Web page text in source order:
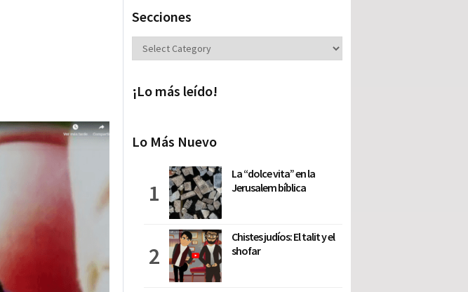
Secciones
Secciones
¡Lo más leído!
Lo Más Nuevo
La “dolce vita” en la
Jerusalem bíblica
Chistes judíos: El talit y el
shofar